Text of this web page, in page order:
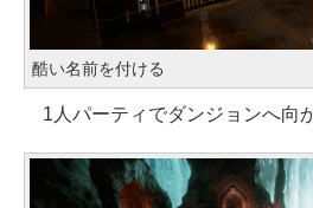
酷い名前を付ける
1人パーティでダンジョンへ向